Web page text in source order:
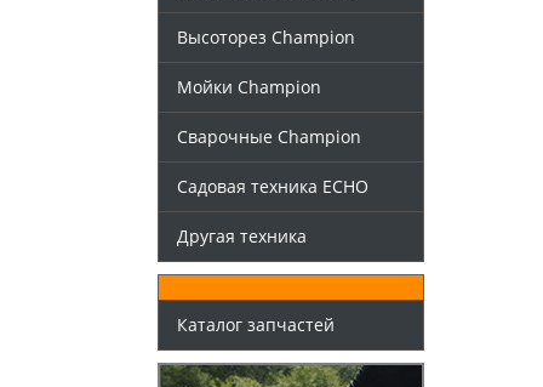
Высоторез Champion
Мойки Champion
Сварочные Champion
Садовая техника ECHO
Другая техника
Каталог запчастей